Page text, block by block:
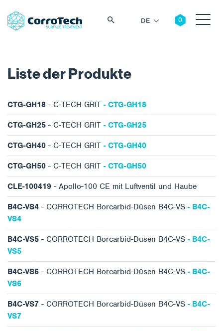
DE
Liste der Produkte
CTG-GH18 - C-TECH GRIT - CTG-GH18
CTG-GH25 - C-TECH GRIT - CTG-GH25
CTG-GH40 - C-TECH GRIT - CTG-GH40
CTG-GH50 - C-TECH GRIT - CTG-GH50
CLE-100419 - Apollo-100 CE mit Luftventil und Haube
B4C-VS4 - CORROTECH Borcarbid-Düsen B4C-VS - B4C-
VS4
B4C-VS5 - CORROTECH Borcarbid-Düsen B4C-VS - B4C-
VS5
B4C-VS6 - CORROTECH Borcarbid-Düsen B4C-VS - B4C-
VS6
B4C-VS7 - CORROTECH Borcarbid-Düsen B4C-VS - B4C-
VS7